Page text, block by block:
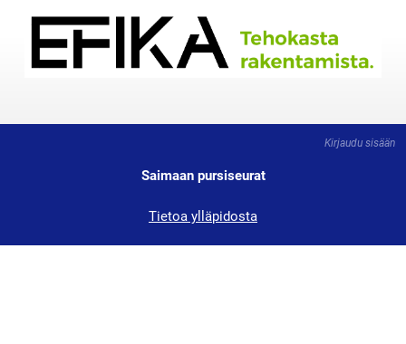
Saimaan pursiseurat
Tietoa ylläpidosta
Kirjaudu sisään